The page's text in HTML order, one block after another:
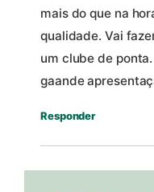
mais do que na
qualidade. Vai
um clube de
gaande
Responder